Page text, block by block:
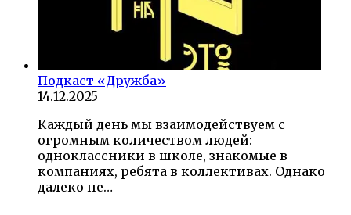
Подкаст «Дружба»
14.12.2025
Каждый день мы взаимодействуем с
огромным количеством людей:
одноклассники в школе, знакомые в
компаниях, ребята в коллективах. Однако
далеко не…